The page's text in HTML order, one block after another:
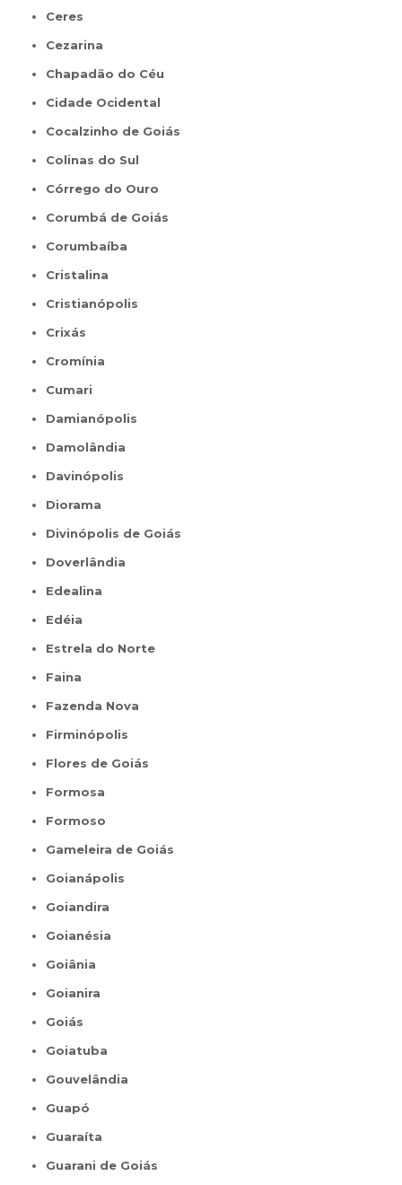
Ceres
Cezarina
Chapadão do Céu
Cidade Ocidental
Cocalzinho de Goiás
Colinas do Sul
Córrego do Ouro
Corumbá de Goiás
Corumbaíba
Cristalina
Cristianópolis
Crixás
Cromínia
Cumari
Damianópolis
Damolândia
Davinópolis
Diorama
Divinópolis de Goiás
Doverlândia
Edealina
Edéia
Estrela do Norte
Faina
Fazenda Nova
Firminópolis
Flores de Goiás
Formosa
Formoso
Gameleira de Goiás
Goianápolis
Goiandira
Goianésia
Goiânia
Goianira
Goiás
Goiatuba
Gouvelândia
Guapó
Guaraíta
Guarani de Goiás